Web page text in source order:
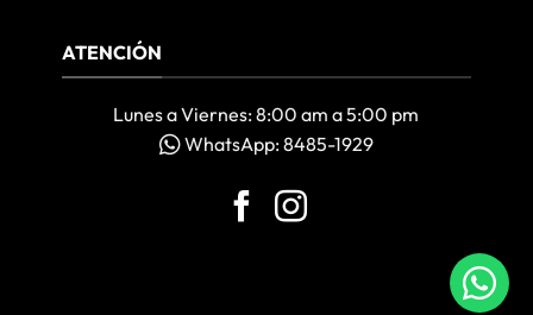
ATENCIÓN
Lunes a Viernes: 8:00 am a 5:00 pm
WhatsApp: 8485-1929